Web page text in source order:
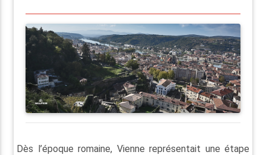
Dès l’époque romaine, Vienne représentait une étape